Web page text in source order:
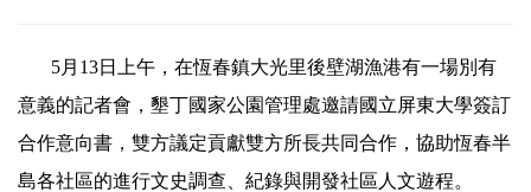
5月13日上午，在恆春鎮大光里後壁湖漁港有一場別有
意義的記者會，墾丁國家公園管理處邀請國立屏東大學簽訂
合作意向書，雙方議定貢獻雙方所長共同合作，協助恆春半
島各社區的進行文史調查、紀錄與開發社區人文遊程。